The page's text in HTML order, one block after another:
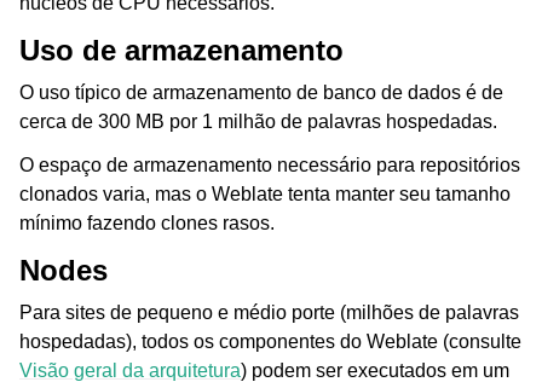
Uso de armazenamento
O uso típico de armazenamento de banco de dados é de
cerca de 300 MB por 1 milhão de palavras hospedadas.
O espaço de armazenamento necessário para repositórios
clonados varia, mas o Weblate tenta manter seu tamanho
mínimo fazendo clones rasos.
Nodes
Para sites de pequeno e médio porte (milhões de palavras
hospedadas), todos os componentes do Weblate (consulte
Visão geral da arquitetura) podem ser executados em um